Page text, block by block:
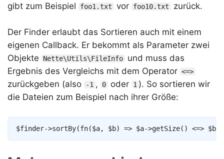
gibt zum Beispiel foo1.txt vor foo10.txt zurück.
Der Finder erlaubt das Sortieren auch mit einem
eigenen Callback. Er bekommt als Parameter zwei
Objekte
Nette\Utils\FileInfo
und muss das
Ergebnis des Vergleichs mit dem Operator <=>
zurückgeben (also -1 , 0 oder 1 ). So sortieren wir
die Dateien zum Beispiel nach ihrer Größe:
$finder->sortBy(fn($a, $b) => $a->getSize( ) <=> $b
Copy